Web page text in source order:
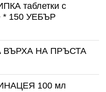
таблетки с
* 150 УЕБЪР
НА ПРЪСТА
100 мл